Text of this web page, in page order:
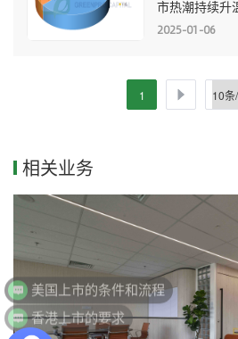
至11月30日
元。 转板公
地。截至当
市热潮持续
示，截至12
市场迎来239
2023年分别
61.16%。 中
只新股，
来自中国的
2025-01-06
1
相关业务
美国上市的条件和流程
香港上市的要求